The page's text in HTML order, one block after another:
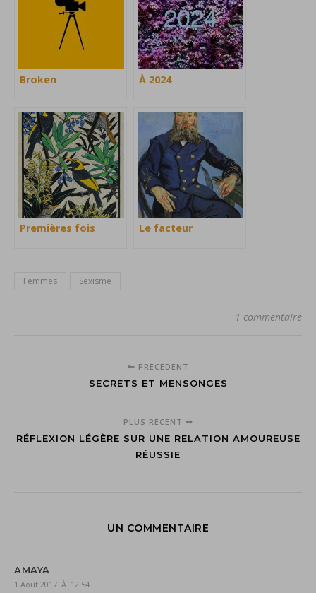
Broken À 2024
Premières fois Le facteur
Femmes Sexisme
1 commentaire
PRÉCÉDENT
SECRETS ET MENSONGES
PLUS RÉCENT
RÉFLEXION LÉGÈRE SUR UNE RELATION AMOUREUSE
RÉUSSIE
UN COMMENTAIRE
AMAYA
1 Août 2017 À 12:54